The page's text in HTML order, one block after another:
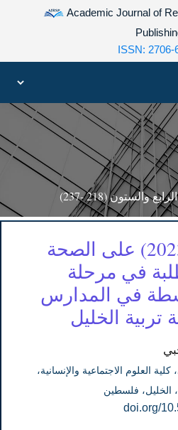
Academic Journal of
والستون (218 -237)
أثر حرب غزة (2023) على الصحة
في مرحلة
في المدارس
تربية الخليل
العلوم الاجتماعية والإنسانية،
doi.org/